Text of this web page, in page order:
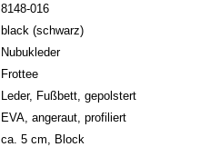
8148-016
black (schwarz)
Nubukleder
Frottee
Leder, Fußbett, gepolstert
EVA, angeraut, profiliert
ca. 5 cm, Block